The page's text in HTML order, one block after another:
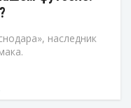
наследник